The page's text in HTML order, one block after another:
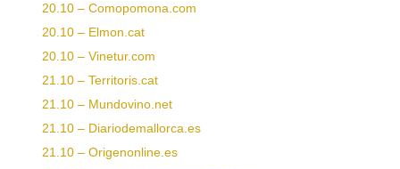
20.10 – Comopomona.com
20.10 – Elmon.cat
20.10 – Vinetur.com
21.10 – Territoris.cat
21.10 – Mundovino.net
21.10 – Diariodemallorca.es
21.10 – Origenonline.es